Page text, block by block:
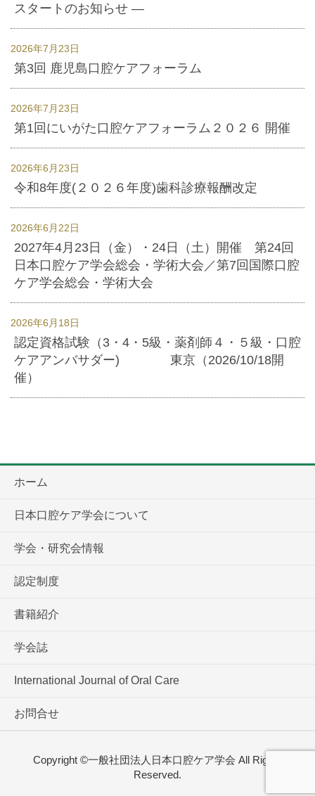
スタートのお知らせ ―
2026年7月23日
第3回 鹿児島口腔ケアフォーラム
2026年7月23日
第1回にいがた口腔ケアフォーラム２０２６ 開催
2026年6月23日
令和8年度(２０２６年度)歯科診療報酬改定
2026年6月22日
2027年4月23日（金）・24日（土）開催 第24回
日本口腔ケア学会総会・学術大会／第7回国際口腔
ケア学会総会・学術大会
2026年6月18日
認定資格試験（3・4・5級・薬剤師４・５級・口腔
ケアアンバサダー) 東京（2026/10/18開
催）
ホーム
日本口腔ケア学会について
学会・研究会情報
認定制度
書籍紹介
学会誌
International Journal of Oral Care
お問合せ
Copyright ©一般社団法人日本口腔ケア学会 All Rights
Reserved.